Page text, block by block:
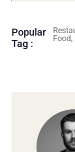
Popular
Tag :